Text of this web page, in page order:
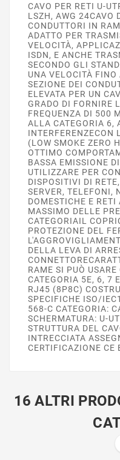
CAVO PER RETI U-
LSZH, AWG 24CAVO
CONDUTTORI IN
ADATTO PER
VELOCITÀ,
ISDN, E ANCHE
SECONDO GLI
UNA VELOCITÀ
SEZIONE DEI
ELEVATA PER UN
GRADO DI FORNIRE
FREQUENZA DI 500
ALLA CATEGORIA 6,
INTERFERENZECON
(LOW SMOKE ZERO
OTTIMO
BASSA EMISSIONE
UTILIZZARE PER
DISPOSITIVI DI
SERVER, TELEFONI,
DOMESTICHE E
MASSIMO DELLE
CATEGORIAIL
PROTEZIONE DEL
DELLA LEVA DI
RAME SI PUÒ
CATEGORIA 5E, 6, 7
RJ45 (8P8C)
SPECIFICHE ISO/
568-C CATEGORIA:
SCHERMATURA: U-
STRUTTURA DEL
INTRECCIATA
CERTIFICAZIONE CE
16 ALTRI